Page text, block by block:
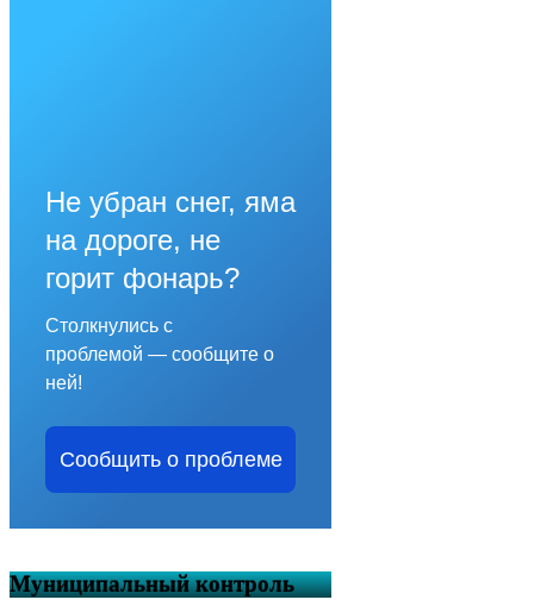
Не убран снег, яма
на дороге, не
горит фонарь?
Столкнулись с
проблемой — сообщите о
ней!
Сообщить о проблеме
Муниципальный контроль